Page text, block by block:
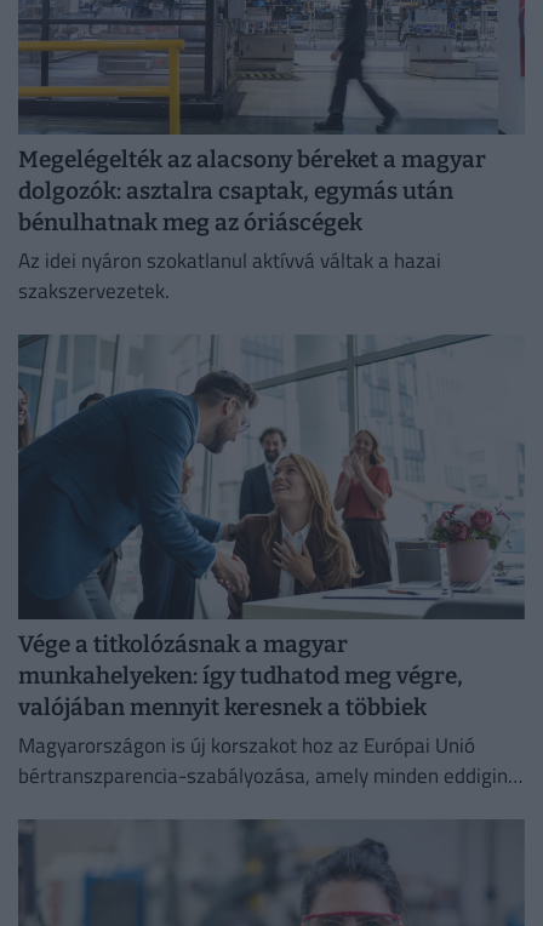
Megelégelték az alacsony béreket a magyar
dolgozók: asztalra csaptak, egymás után
bénulhatnak meg az óriáscégek
Az idei nyáron szokatlanul aktívvá váltak a hazai
szakszervezetek.
Vége a titkolózásnak a magyar
munkahelyeken: így tudhatod meg végre,
valójában mennyit keresnek a többiek
Magyarországon is új korszakot hoz az Európai Unió
bértranszparencia-szabályozása, amely minden eddiginél